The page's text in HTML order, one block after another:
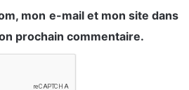
mon e-mail et mon site dans
prochain commentaire.